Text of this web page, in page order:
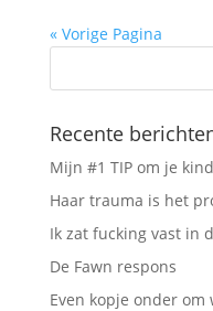
« Vorige Pagina
Recente
Mijn #1 TIP om je
Haar trauma is het
Ik zat fucking vast in
De Fawn respons
Even kopje onder